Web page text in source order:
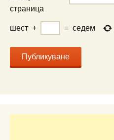
страница
шест + = седем